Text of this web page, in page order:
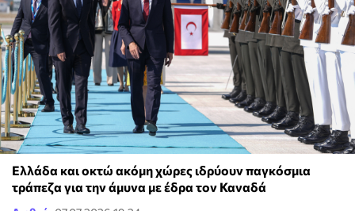
Ελλάδα και οκτώ ακόμη χώρες ιδρύουν παγκόσμια
τράπεζα για την άμυνα με έδρα τον Καναδά